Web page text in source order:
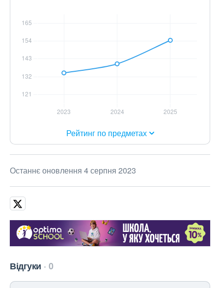
Рейтинг по предметах
Останнє оновлення 4 серпня 2023
Відгуки 0